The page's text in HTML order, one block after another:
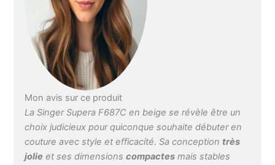
Mon avis sur ce produit
La Singer Supera F687C en beige se révèle être un
choix judicieux pour quiconque souhaite débuter en
couture avec style et efficacité. Sa conception très
jolie et ses dimensionscompactes mais stables